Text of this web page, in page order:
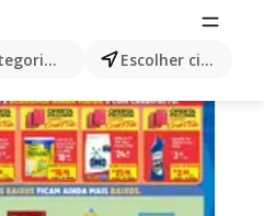
Escolher cidade